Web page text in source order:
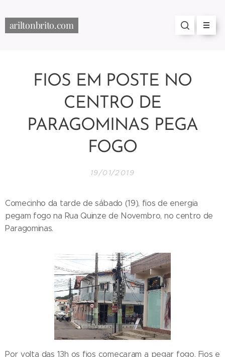
ariltonbrito.com
FIOS EM POSTE NO
CENTRO DE
PARAGOMINAS PEGA
FOGO
19/01/2019
Comecinho da tarde de sábado (19), fios de energia
pegam fogo na Rua Quinze de Novembro, no centro de
Paragominas.
Por volta das 13h os fios começaram a pegar fogo. Fios e